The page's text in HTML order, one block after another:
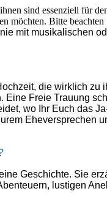
mit musikalischen
die wirklich
Freie Trauung
wo Ihr Euch das
Eheversprechen
Geschichte. Sie
lustigen
sind essenziell für
möchten. Bitte